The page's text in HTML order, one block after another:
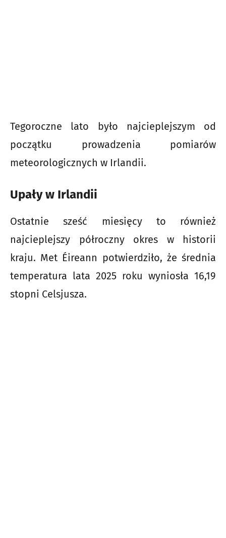
Tegoroczne lato było najcieplejszym od
początku prowadzenia pomiarów
meteorologicznych w Irlandii.
Upały w Irlandii
Ostatnie sześć miesięcy to również
najcieplejszy półroczny okres w historii
kraju. Met Éireann potwierdziło, że średnia
temperatura lata 2025 roku wyniosła 16,19
stopni Celsjusza.